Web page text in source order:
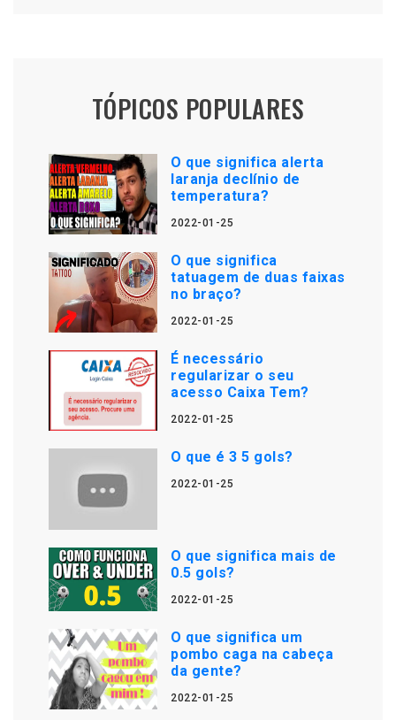
TÓPICOS POPULARES
O que significa alerta
laranja declínio de
temperatura?
2022-01-25
O que significa
tatuagem de duas faixas
no braço?
2022-01-25
É necessário
regularizar o seu
acesso Caixa Tem?
2022-01-25
O que é 3 5 gols?
2022-01-25
O que significa mais de
0.5 gols?
2022-01-25
O que significa um
pombo caga na cabeça
da gente?
2022-01-25